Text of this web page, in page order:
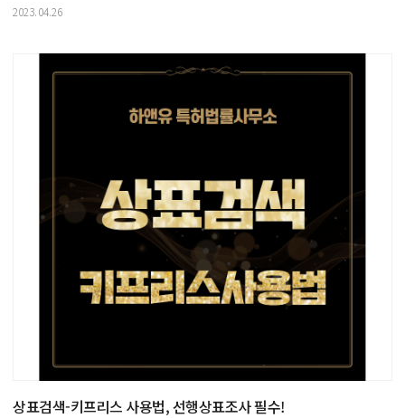
2023.04.26
상표검색-키프리스 사용법, 선행상표조사 필수!